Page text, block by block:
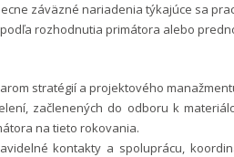
záväzné nariadenia týkajúce sa
rozhodnutia primátora alebo
stratégií a projektového
začlenených do odboru k
na tieto rokovania.
kontakty a spoluprácu,